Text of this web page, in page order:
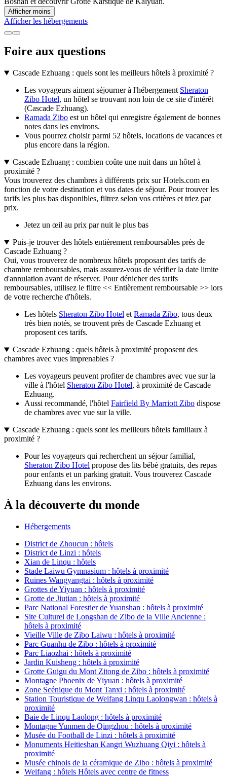
Afficher moins
Afficher les hébergements
Foire aux questions
Cascade Ezhuang : quels sont les meilleurs hôtels à proximité ?
Les voyageurs aiment séjourner à l'hébergement Sheraton
Zibo Hotel, un hôtel se trouvant non loin de ce site d'intérêt
(Cascade Ezhuang).
Ramada Zibo est un hôtel qui enregistre également de bonnes
notes dans les environs.
Vous pourrez choisir parmi 52 hôtels, locations de vacances et
plus encore dans la région.
Cascade Ezhuang : combien coûte une nuit dans un hôtel à
proximité ?
Vous trouverez des chambres à différents prix sur Hotels.com en
fonction de votre destination et vos dates de séjour. Pour trouver les
tarifs les plus bas disponibles, filtrez selon vos critères et triez par
prix.
Jetez un œil au prix par nuit le plus bas
Puis-je trouver des hôtels entièrement remboursables près de
Cascade Ezhuang ?
Oui, vous trouverez de nombreux hôtels proposant des tarifs de
chambre remboursables, mais assurez-vous de vérifier la date limite
d'annulation avant de réserver. Pour dénicher des tarifs
remboursables, utilisez le filtre << Entièrement remboursable >> lors
de votre recherche d'hôtels.
Les hôtels Sheraton Zibo Hotel et Ramada Zibo, tous deux
très bien notés, se trouvent près de Cascade Ezhuang et
proposent ces tarifs.
Cascade Ezhuang : quels hôtels à proximité proposent des
chambres avec vues imprenables ?
Les voyageurs peuvent profiter de chambres avec vue sur la
ville à l'hôtel Sheraton Zibo Hotel, à proximité de Cascade
Ezhuang.
Aussi recommandé, l'hôtel Fairfield By Marriott Zibo dispose
de chambres avec vue sur la ville.
Cascade Ezhuang : quels sont les meilleurs hôtels familiaux à
proximité ?
Pour les voyageurs qui recherchent un séjour familial,
Sheraton Zibo Hotel propose des lits bébé gratuits, des repas
pour enfants et un parking gratuit. Vous trouverez Cascade
Ezhuang dans les environs.
À la découverte du monde
Hébergements
District de Zhoucun : hôtels
District de Linzi : hôtels
Xian de Linqu : hôtels
Stade Laiwu Gymnasium : hôtels à proximité
Ruines Wangyangtai : hôtels à proximité
Grottes de Yiyuan : hôtels à proximité
Grotte de Jiutian : hôtels à proximité
Parc National Forestier de Yuanshan : hôtels à proximité
Site Culturel de Longshan de Zibo de la Ville Ancienne :
hôtels à proximité
Vieille Ville de Zibo Laiwu : hôtels à proximité
Parc Guanhu de Zibo : hôtels à proximité
Parc Liaozhai : hôtels à proximité
Jardin Kuisheng : hôtels à proximité
Grotte Guigu du Mont Zitong de Zibo : hôtels à proximité
Montagne Phoenix de Yiyuan : hôtels à proximité
Zone Scénique du Mont Tanxi : hôtels à proximité
Station Touristique de Weifang Linqu Laolongwan : hôtels à
proximité
Baie de Linqu Laolong : hôtels à proximité
Montagne Yunmen de Qingzhou : hôtels à proximité
Musée du Football de Linzi : hôtels à proximité
Monuments Heitieshan Kangri Wuzhuang Qiyi : hôtels à
proximité
Musée chinois de la céramique de Zibo : hôtels à proximité
Weifang : hôtels Hôtels avec centre de fitness